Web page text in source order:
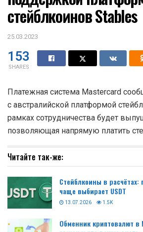
стейблкоинов Stables
25.03.2023
153
SHARES
Платежная система Mastercard
с австралийской платформой
рамках сотрудничества будет
позволяющая напрямую платить
Читайте так-же:
Стейблкоины в расчётах:
чаще выбирает USDT
13.07.2026 1.5K
Обменник криптовалют